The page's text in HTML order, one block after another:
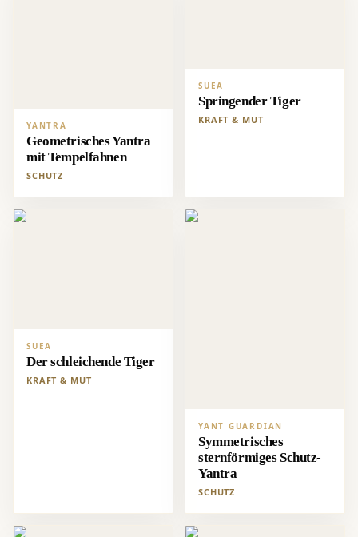
YANTRA
Geometrisches Yantra
mit Tempelfahnen
SCHUTZ
SUEA
Springender Tiger
KRAFT & MUT
SUEA
Der schleichende Tiger
KRAFT & MUT
YANT GUARDIAN
Symmetrisches
sternförmiges Schutz-
Yantra
SCHUTZ